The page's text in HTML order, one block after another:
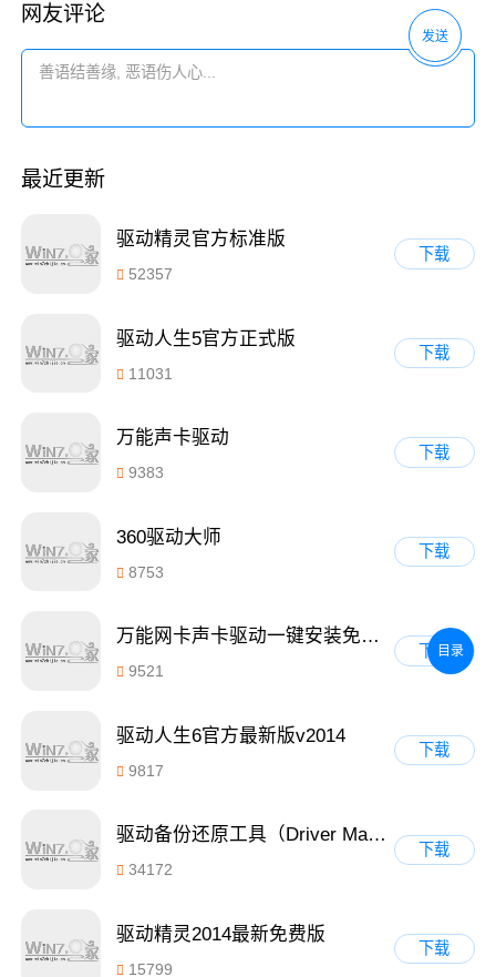
网友评论
发送
最近更新
驱动精灵官方标准版
52357
下载
驱动人生5官方正式版
11031
下载
万能声卡驱动
9383
下载
360驱动大师
8753
下载
万能网卡声卡驱动一键安装免费绿色版 1.0
9521
下载
驱动人生6官方最新版v2014
9817
下载
驱动备份还原工具（Driver Magician）v4.0汉化免费版
34172
下载
驱动精灵2014最新免费版
15799
下载
目录